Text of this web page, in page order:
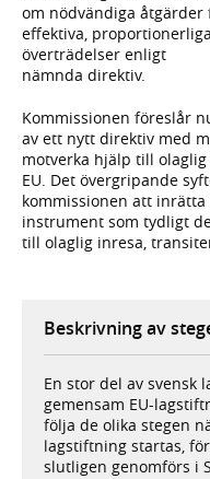
om nödvändiga åtgärder
effektiva,
överträdelser enligt
nämnda direktiv.
Kommissionen föreslår
av ett nytt direktiv med
motverka hjälp till
EU. Det övergripande
kommissionen att
instrument som tydligt
till olaglig inresa,
Beskrivning av
En stor del av svensk
gemensam EU-
följa de olika stegen
lagstiftning startas,
slutligen genomförs i